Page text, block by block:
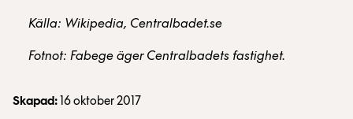
Källa: Wikipedia, Centralbadet.se
Fotnot: Fabege äger Centralbadets fastighet.
Skapad: 16 oktober 2017